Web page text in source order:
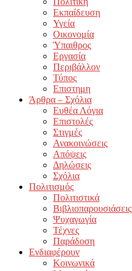
Εκπαίδευση
Υγεία
Οικονομία
Ύπαιθρος
Εργασία
Περιβάλλον
Τύπος
Επιστημη
Άρθρα – Σχόλια
Ευθέα Λόγια
Επιστολές
Στιγμές
Ανακοινώσεις
Απόψεις
Δηλώσεις
Σχόλια
Πολιτισμός
Πολιτιστικά
Βιβλιοπαρουσιάσεις
Ψυχαγωγία
Τέχνες
Παράδοση
Ενδιαφέρουν
Κοινωνικά